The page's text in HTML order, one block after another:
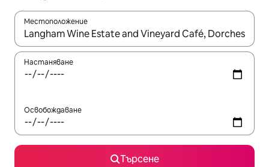
Местоположение
Когато резултатите се покажат, използвайте
Настаняване
Освобождаване
Търсене